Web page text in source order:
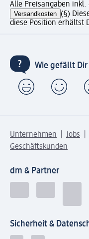
Alle Preisangaben
Versandkosten (§)
diese Position erhältst
Wie gefällt Dir
Unternehmen Jobs
Geschäftskunden
dm & Partner
Sicherheit &